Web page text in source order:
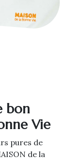
bon
Vie
pures de
de la